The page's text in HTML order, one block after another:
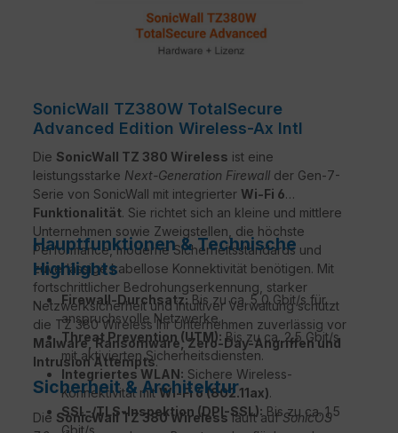
SonicWall TZ380W TotalSecure
Advanced Edition Wireless-Ax Intl
Die SonicWall TZ 380 Wireless ist eine
leistungsstarke Next-Generation Firewall der Gen-7-
Serie von SonicWall mit integrierter Wi-Fi 6
Funktionalität. Sie richtet sich an kleine und mittlere
Unternehmen sowie Zweigstellen, die höchste
Performance, moderne Sicherheitsstandards und
zuverlässige kabellose Konnektivität benötigen. Mit
fortschrittlicher Bedrohungserkennung, starker
Netzwerksicherheit und intuitiver Verwaltung schützt
die TZ 380 Wireless Ihr Unternehmen zuverlässig vor
Malware, Ransomware, Zero-Day-Angriffen und
Intrusion Attempts.
Hauptfunktionen & Technische
Highlights
Firewall-Durchsatz: Bis zu ca. 5,0 Gbit/s für
anspruchsvolle Netzwerke.
Threat Prevention (UTM): Bis zu ca. 2,5 Gbit/s
mit aktivierten Sicherheitsdiensten.
Integriertes WLAN: Sichere Wireless-
Konnektivität mitWi-Fi 6 (802.11ax).
SSL-/TLS-Inspektion (DPI-SSL): Bis zu ca. 1,5
Gbit/s.
Sicherheit & Architektur
Die SonicWall TZ 380 Wirelessläuft aufSonicOS